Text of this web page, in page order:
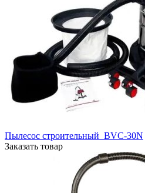
Пылесос строительный BVC-30N
Заказать товар